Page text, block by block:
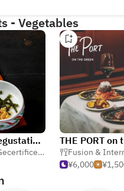
- Vegetables
Japanese Fermented Degustation Bar ODORU 躍
Japans
THE PORT on
Fusion &
¥6,000